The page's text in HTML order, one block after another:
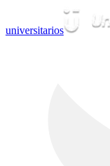
universitarios